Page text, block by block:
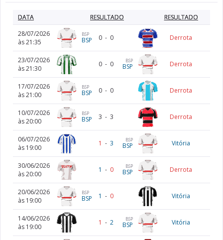
DATA RESULTADO
RESULTADO
28/07/2026
às 21:35
BSP
BSP 0 - 0 Derrota
23/07/2026
às 21:30
0 - 0 BSP
BSP Derrota
17/07/2026
às 21:00
BSP
BSP 0 - 0 Derrota
10/07/2026
às 20:00
BSP
BSP 3 - 3 Derrota
06/07/2026
às 19:00
1 - 3 BSP
BSP Vitória
30/06/2026
às 20:00
1 - 0 BSP
BSP Derrota
20/06/2026
às 19:00
BSP
BSP 1 - 0 Vitória
14/06/2026
às 19:00
1 - 2 BSP
BSP Vitória